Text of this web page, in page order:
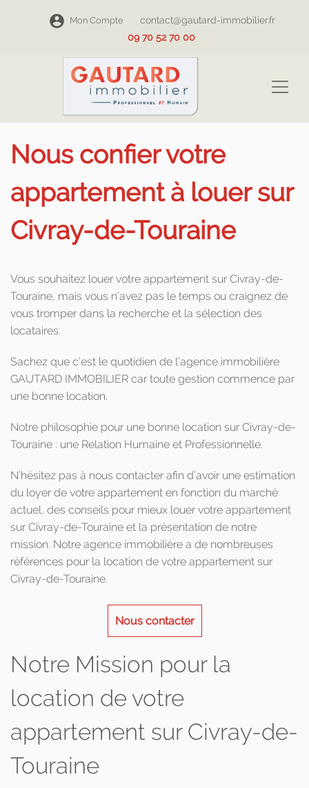
Mon Compte
contact@gautard-immobilier.fr
09 70 52 70 00
Nous confier votre
appartement à louer sur
Civray-de-Touraine
Vous souhaitez louer votre appartement sur Civray-de-
Touraine, mais vous n’avez pas le temps ou craignez de
vous tromper dans la recherche et la sélection des
locataires.
Sachez que c’est le quotidien de l’agence immobilière
GAUTARD IMMOBILIER car toute gestion commence par
une bonne location.
Notre philosophie pour une bonne location sur Civray-de-
Touraine : une Relation Humaine et Professionnelle.
N’hésitez pas à nous contacter afin d’avoir une estimation
du loyer de votre appartement en fonction du marché
actuel, des conseils pour mieux louer votre appartement
sur Civray-de-Touraine et la présentation de notre
mission. Notre agence immobilière a de nombreuses
références pour la location de votre appartement sur
Civray-de-Touraine.
Nous contacter
Notre Mission pour la
location de votre
appartement sur Civray-de-
Touraine